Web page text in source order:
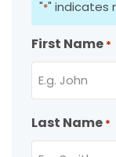
"*" indicates
First Name *
Last Name *